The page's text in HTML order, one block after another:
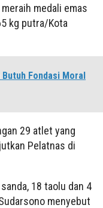
medali emas
kg putra/Kota
Butuh Fondasi Moral
29 atlet yang
Pelatnas di
18 taolu dan 4
menyebut